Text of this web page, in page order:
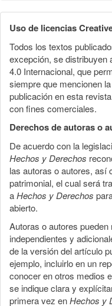
Uso de licencias
Todos los textos
excepción, se distribuyen
4.0 Internacional, que
siempre que mencionen
publicación en esta
con fines comerciales.
Derechos de autoras o
De acuerdo con la
Hechos y Derechos
las autoras o autores, así
patrimonial, el cual será
aHechos y Derechos
abierto.
Autoras o autores
independientes y
de la versión del artículo
ejemplo, incluirlo en un
conocer en otros medios
se indique clara y
primera vez enHechos y